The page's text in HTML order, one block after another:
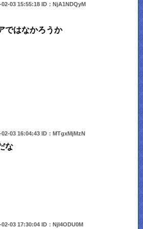
02-03 15:55:18 ID：NjA1NDQyM
ではなかろうか
02-03 16:04:43 ID：MTgxMjMzN
な
02-03 17:30:04 ID：NjI4ODU0M